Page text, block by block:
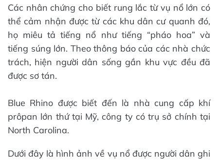
Các nhân chứng cho biết rung lắc từ vụ nổ lớn có
thể cảm nhận được từ các khu dân cư quanh đó,
họ miêu tả tiếng nổ như tiếng “pháo hoa” và
tiếng súng lớn. Theo thông báo của các nhà chức
trách, hiện người dân sống gần khu vực đều đã
được sơ tán.
Blue Rhino được biết đến là nhà cung cấp khí
prôpan lớn thứ tại Mỹ, công ty có trụ sở chính tại
North Carolina.
Dưới đây là hình ảnh về vụ nổ được người dân ghi